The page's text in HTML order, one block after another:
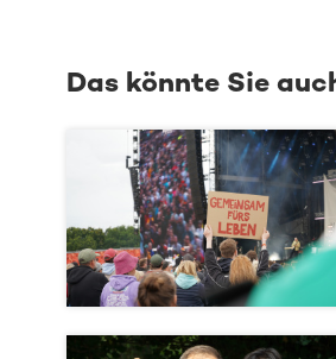
Das könnte Sie